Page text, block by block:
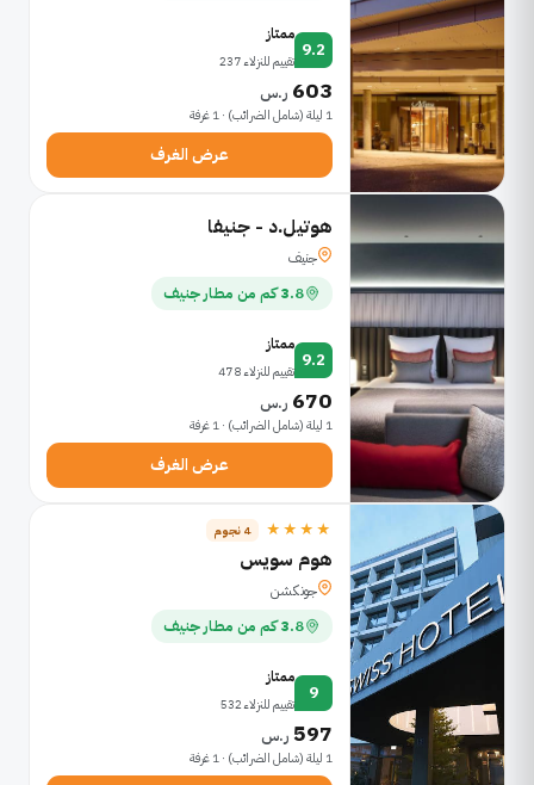
9.2
ممتاز
تقييم للنزلاء 237
603 ر.س
1 ليلة (شامل الضرائب) · 1 غرفة
عرض الغرف
هوتيل.د - جنيفا
جنيف
3.8 كم من مطار جنيف
9.2
ممتاز
تقييم للنزلاء 478
670 ر.س
1 ليلة (شامل الضرائب) · 1 غرفة
عرض الغرف
★★★★ 4 نجوم
هوم سويس
جونكشن
3.8 كم من مطار جنيف
9
ممتاز
تقييم للنزلاء 532
597 ر.س
1 ليلة (شامل الضرائب) · 1 غرفة